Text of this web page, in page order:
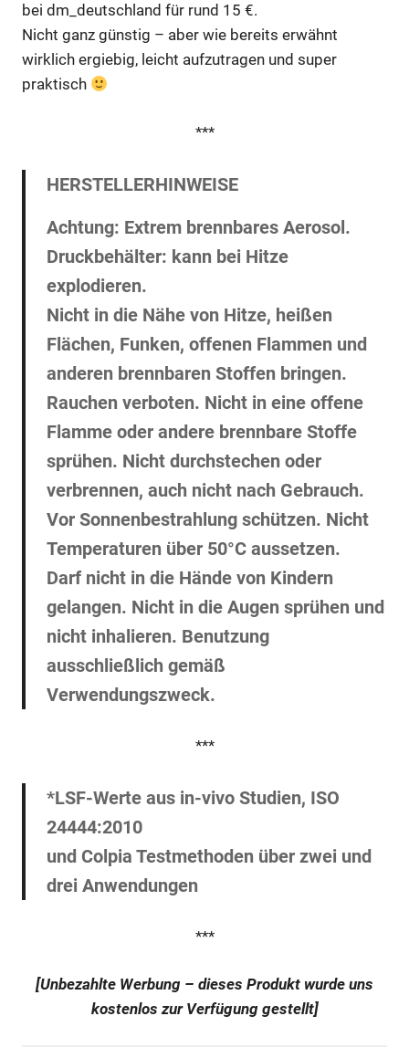
bei dm_deutschland für rund 15 €.
Nicht ganz günstig – aber wie bereits erwähnt
wirklich ergiebig, leicht aufzutragen und super
praktisch
***
HERSTELLERHINWEISE
Achtung: Extrem brennbares Aerosol.
Druckbehälter: kann bei Hitze
explodieren.
Nicht in die Nähe von Hitze, heißen
Flächen, Funken, offenen Flammen und
anderen brennbaren Stoffen bringen.
Rauchen verboten. Nicht in eine offene
Flamme oder andere brennbare Stoffe
sprühen. Nicht durchstechen oder
verbrennen, auch nicht nach Gebrauch.
Vor Sonnenbestrahlung schützen. Nicht
Temperaturen über 50°C aussetzen.
Darf nicht in die Hände von Kindern
gelangen. Nicht in die Augen sprühen und
nicht inhalieren. Benutzung
ausschließlich gemäß
Verwendungszweck.
***
*LSF-Werte aus in-vivo Studien, ISO
24444:2010
und Colpia Testmethoden über zwei und
drei Anwendungen
***
[Unbezahlte Werbung – dieses Produkt wurde uns
kostenlos zur Verfügung gestellt]